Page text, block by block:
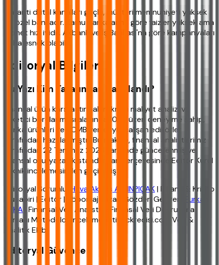
Garanti dijital kanalları güçlü, müşteri memnuniyeti yüksek
bir özel bankadır. Kamu bankalarına göre faizler yüksek ama
hizmet hızı iyidir. Akbank ve İş Bankası'na göre kampanyaları
daha esnek olabilir.
Editoryal Bilgiler
Bu Yazı Kim Tarafından Hazırlandı?
Finansal ürün karşılaştırmaları, kredi maliyet analizi ve
tüketici borçlanması alanında 10 yıl üzeri deneyime sahip,
banka ürünleri ve TCMB verileriyle çalışan editörler
tarafından hazırlanmıştır. Bu makale, finansal analistlerimiz
tarafından 22 Temmuz 2026 tarihinde güncellenmiş ve
finansal okuryazarlık standartları çerçevesinde Editör Kurul
teknik incelemesinden geçirilmiştir.
Editoryal Sorumlu:
Hava Akbaş ALTINPIÇAK| Finans & Kripto
Muhabiri | Editör | Röportaj Yazarı Gözden Geçiren:
Furkan
YAKA | Finansal Veri Analisti & Finansal Veri Doğrulama
Uzmanı Metodoloji inceleme: ihtiyackredisi.com Veri &
Analitik Ekibi
Editoryal Güvence